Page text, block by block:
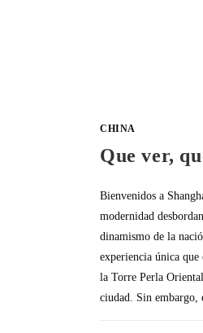
CHINA
Que ver,
Bienvenidos a
modernidad
dinamismo de la
experiencia única
la Torre Perla
ciudad. Sin embargo,